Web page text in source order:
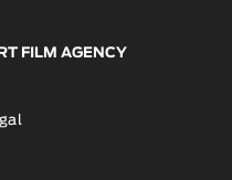
FILM AGENCY